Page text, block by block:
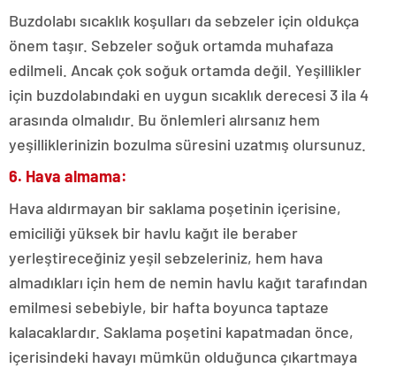
Buzdolabı sıcaklık koşulları da sebzeler için oldukça
önem taşır. Sebzeler soğuk ortamda muhafaza
edilmeli. Ancak çok soğuk ortamda değil. Yeşillikler
için buzdolabındaki en uygun sıcaklık derecesi 3 ila 4
arasında olmalıdır. Bu önlemleri alırsanız hem
yeşilliklerinizin bozulma süresini uzatmış olursunuz.
6. Hava almama:
Hava aldırmayan bir saklama poşetinin içerisine,
emiciliği yüksek bir havlu kağıt ile beraber
yerleştireceğiniz yeşil sebzeleriniz, hem hava
almadıkları için hem de nemin havlu kağıt tarafından
emilmesi sebebiyle, bir hafta boyunca taptaze
kalacaklardır. Saklama poşetini kapatmadan önce,
içerisindeki havayı mümkün olduğunca çıkartmaya